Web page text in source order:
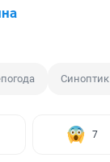
Синоптик
7